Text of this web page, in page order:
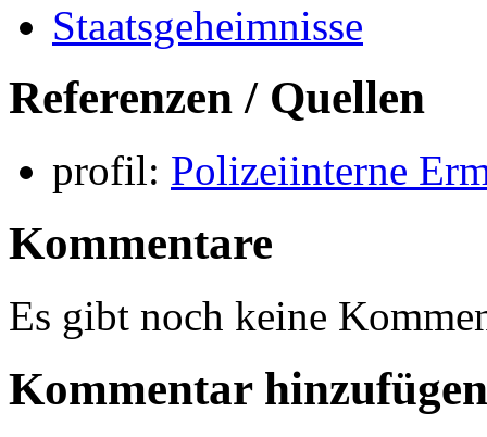
Staatsgeheimnisse
Referenzen / Quellen
profil: Polizeiinterne
Kommentare
Es gibt noch keine
Kommentar hinzufügen